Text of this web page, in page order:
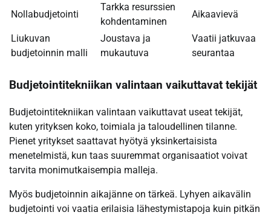
Nollabudjetointi
Tarkka resurssien
kohdentaminen
Aikaavievä
Liukuvan
budjetoinnin malli
Joustava ja
mukautuva
Vaatii jatkuvaa
seurantaa
Budjetointitekniikan valintaan vaikuttavat tekijät
Budjetointitekniikan valintaan vaikuttavat useat tekijät,
kuten yrityksen koko, toimiala ja taloudellinen tilanne.
Pienet yritykset saattavat hyötyä yksinkertaisista
menetelmistä, kun taas suuremmat organisaatiot voivat
tarvita monimutkaisempia malleja.
Myös budjetoinnin aikajänne on tärkeä. Lyhyen aikavälin
budjetointi voi vaatia erilaisia lähestymistapoja kuin pitkän